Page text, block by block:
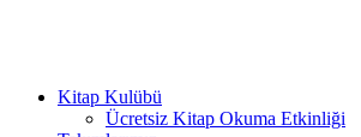
Kitap Kulübü
Ücretsiz Kitap Okuma Etkinliği